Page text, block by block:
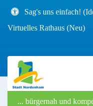
Sag's uns einfach!
Virtuelles Rathaus (Neu)
... bürgernah und